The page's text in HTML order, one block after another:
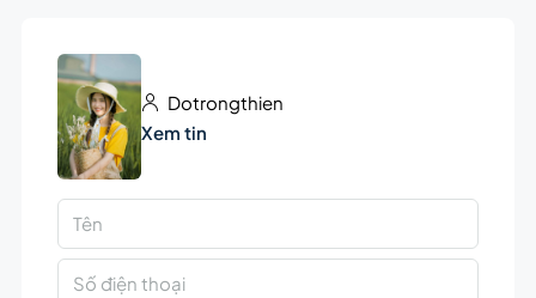
Dotrongthien
Xem tin